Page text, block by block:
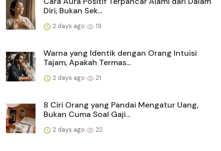
Diri, Bukan Sek...
2 days ago 19
Warna yang Identik dengan Orang Intuisi
Tajam, Apakah Termas...
2 days ago 21
8 Ciri Orang yang Pandai Mengatur Uang,
Bukan Cuma Soal Gaji...
2 days ago 22